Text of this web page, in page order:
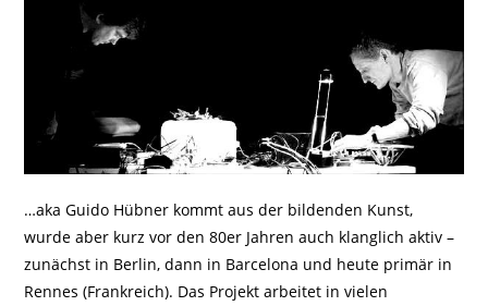
…aka Guido Hübner kommt aus der bildenden Kunst,
wurde aber kurz vor den 80er Jahren auch klanglich aktiv –
zunächst in Berlin, dann in Barcelona und heute primär in
Rennes (Frankreich). Das Projekt arbeitet in vielen